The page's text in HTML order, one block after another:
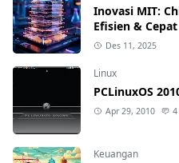
Inovasi MIT:
Efisien & Cepat
Des 11, 2025
Linux
PCLinuxOS
Apr 29, 2010 4
Keuangan